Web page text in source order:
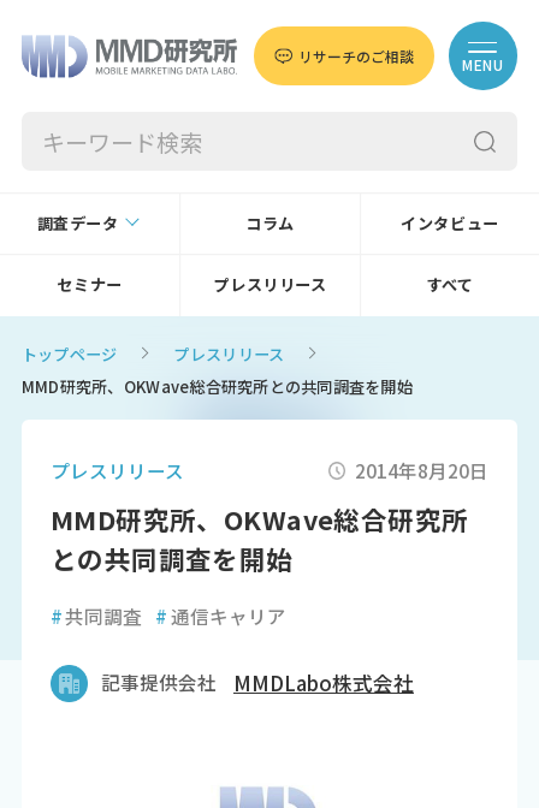
リサーチのご相談 MENU
調査データ コラム インタビュー
セミナー プレスリリース すべて
トップページ
プレスリリース
MMD研究所、OKWave総合研究所との共同調査を開始
プレスリリース 2014年8月20日
MMD研究所、OKWave総合研究所
との共同調査を開始
#共同調査 #通信キャリア
記事提供会社 MMDLabo株式会社